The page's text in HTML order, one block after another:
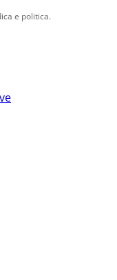
e politica.